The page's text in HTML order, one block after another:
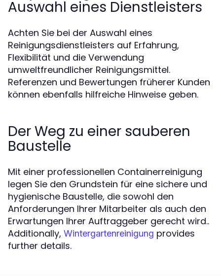
Auswahl eines Dienstleisters
Achten Sie bei der Auswahl eines
Reinigungsdienstleisters auf Erfahrung,
Flexibilität und die Verwendung
umweltfreundlicher Reinigungsmittel.
Referenzen und Bewertungen früherer Kunden
können ebenfalls hilfreiche Hinweise geben.
Der Weg zu einer sauberen
Baustelle
Mit einer professionellen Containerreinigung
legen Sie den Grundstein für eine sichere und
hygienische Baustelle, die sowohl den
Anforderungen Ihrer Mitarbeiter als auch den
Erwartungen Ihrer Auftraggeber gerecht wird..
Additionally, Wintergartenreinigung provides
further details.